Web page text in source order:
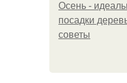
Осень -
посадки
советы